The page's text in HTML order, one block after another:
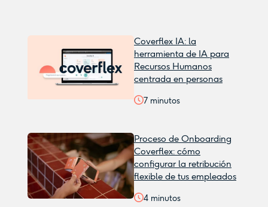
Coverflex IA: la
herramienta de IA para
Recursos Humanos
centrada en personas
7 minutos
Proceso de Onboarding
Coverflex: cómo
configurar la retribución
flexible de tus empleados
4 minutos